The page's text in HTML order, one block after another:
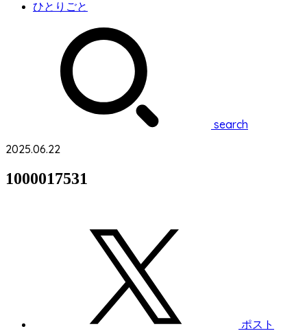
ひとりごと
search
2025.06.22
1000017531
ポスト